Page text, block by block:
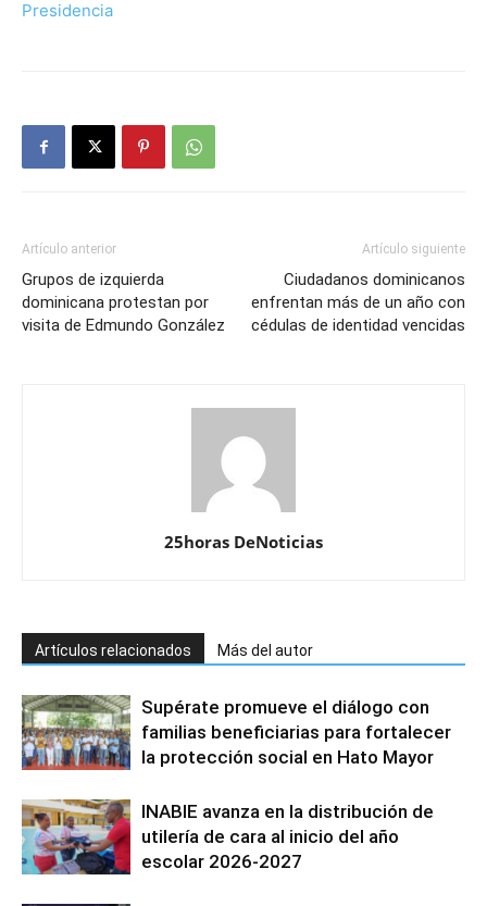
Presidencia
Artículo anterior
Grupos de izquierda
dominicana protestan por
visita de Edmundo González
Artículo siguiente
Ciudadanos dominicanos
enfrentan más de un año con
cédulas de identidad vencidas
25horas DeNoticias
Artículos relacionados Más del autor
Supérate promueve el diálogo con
familias beneficiarias para fortalecer
la protección social en Hato Mayor
INABIE avanza en la distribución de
utilería de cara al inicio del año
escolar 2026-2027